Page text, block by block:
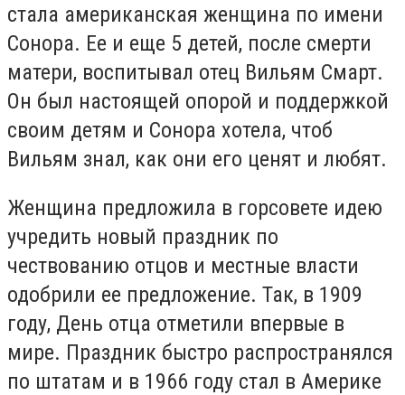
стала американская женщина по имени
Сонора. Ее и еще 5 детей, после смерти
матери, воспитывал отец Вильям Смарт.
Он был настоящей опорой и поддержкой
своим детям и Сонора хотела, чтоб
Вильям знал, как они его ценят и любят.
Женщина предложила в горсовете идею
учредить новый праздник по
чествованию отцов и местные власти
одобрили ее предложение. Так, в 1909
году, День отца отметили впервые в
мире. Праздник быстро распространялся
по штатам и в 1966 году стал в Америке